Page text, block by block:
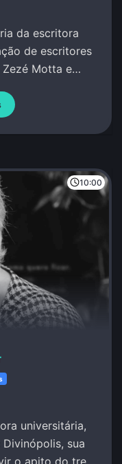
da escritora
de escritores
Motta e
10:00
universitária,
sua
o apito do trem